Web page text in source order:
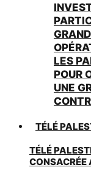
LES
POUR
UNE
TÉLÉ
TÉLÉ
CONSACRÉE